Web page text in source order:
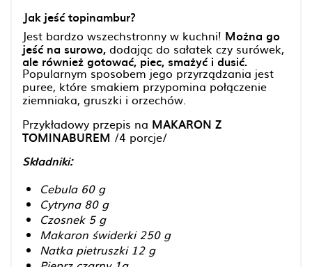
Jak jeść topinambur?
Jest bardzo wszechstronny w kuchni! Można go
jeść na surowo, dodając do sałatek czy surówek,
ale również gotować, piec, smażyć i dusić.
Popularnym sposobem jego przyrządzania jest
puree, które smakiem przypomina połączenie
ziemniaka, gruszki i orzechów.
Przykładowy przepis na MAKARON Z
TOMINABUREM /4 porcje/
Składniki:
Cebula 60 g
Cytryna 80 g
Czosnek 5 g
Makaron świderki 250 g
Natka pietruszki 12 g